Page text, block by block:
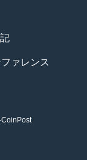
ァレンス